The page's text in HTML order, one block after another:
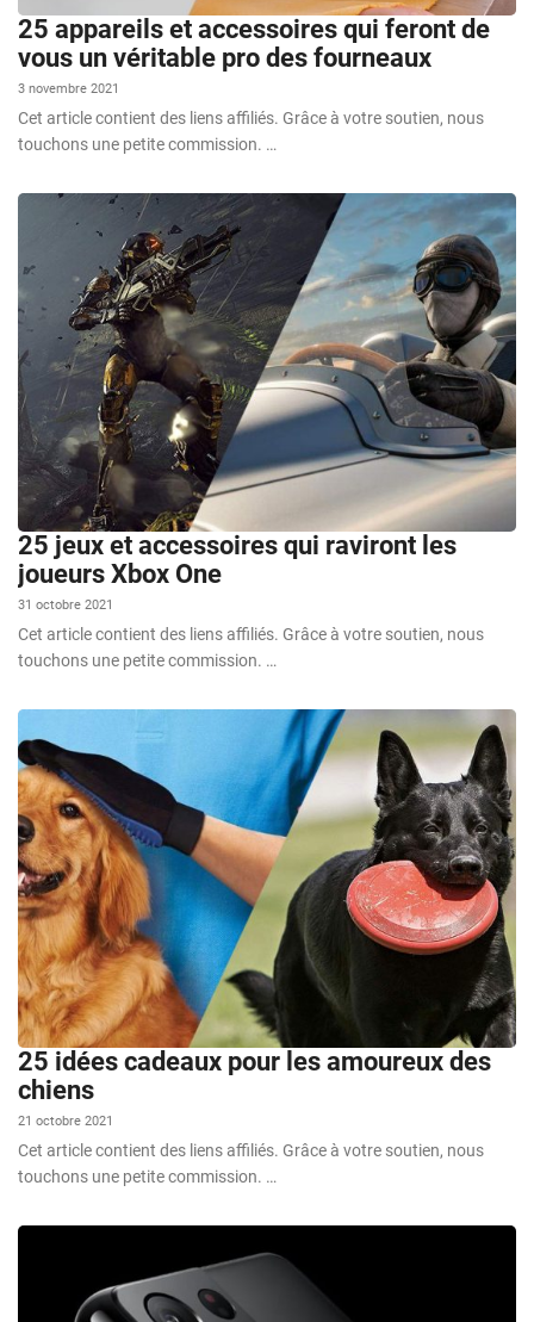
25 appareils et accessoires qui feront de
vous un véritable pro des fourneaux
3 novembre 2021
Cet article contient des liens affiliés. Grâce à votre soutien, nous
touchons une petite commission. …
25 jeux et accessoires qui raviront les
joueurs Xbox One
31 octobre 2021
Cet article contient des liens affiliés. Grâce à votre soutien, nous
touchons une petite commission. …
25 idées cadeaux pour les amoureux des
chiens
21 octobre 2021
Cet article contient des liens affiliés. Grâce à votre soutien, nous
touchons une petite commission. …